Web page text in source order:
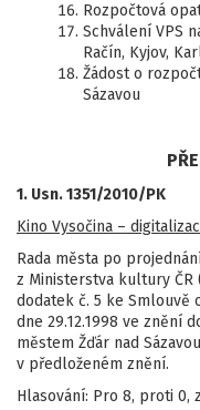
Rozpočtová
Schválení VPS
Račín, Kyjov,
Žádost o
Sázavou
1. Usn. 1351/2010/PK
Kino Vysočina –
Rada města po
z Ministerstva kultury ČR
dodatek č. 5 ke Smlouvě
dne 29.12.1998 ve znění
městem Žďár nad
v předloženém znění.
Hlasování: Pro 8, proti 0,